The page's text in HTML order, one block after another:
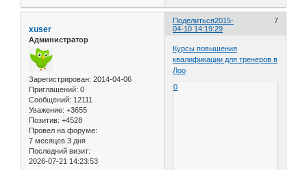
Поделиться 7
2015-
04-10 14:19:29
xuser
Администратор
Зарегистрирован: 2014-04-06
Приглашений: 0
Сообщений: 12111
Уважение: +3655
Позитив: +4528
Провел на форуме:
7 месяцев 3 дня
Последний визит:
2026-07-21 14:23:53
Курсы повышения
квалификации для тренеров в
Лоо
0